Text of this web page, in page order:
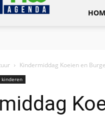
Kindermiddag Koeien en
kinderen